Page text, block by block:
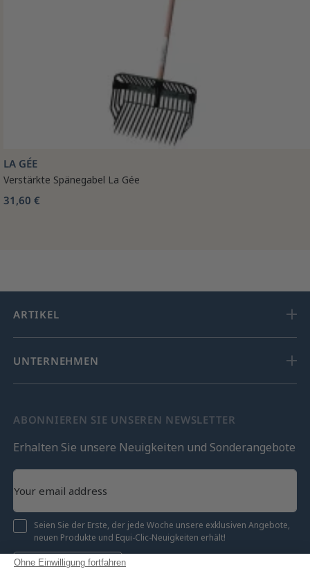
Ohne Einwilligung fortfahren
LA GÉE
Verstärkte Spänegabel La Gée
31,60 €
ARTIKEL
UNTERNEHMEN
ABONNIEREN SIE UNSEREN NEWSLETTER
Erhalten Sie unsere Neuigkeiten und Sonderangebote
Seien Sie der Erste, der jede Woche unsere exklusiven Angebote,
neuen Produkte und Equi-Clic-Neuigkeiten erhält!